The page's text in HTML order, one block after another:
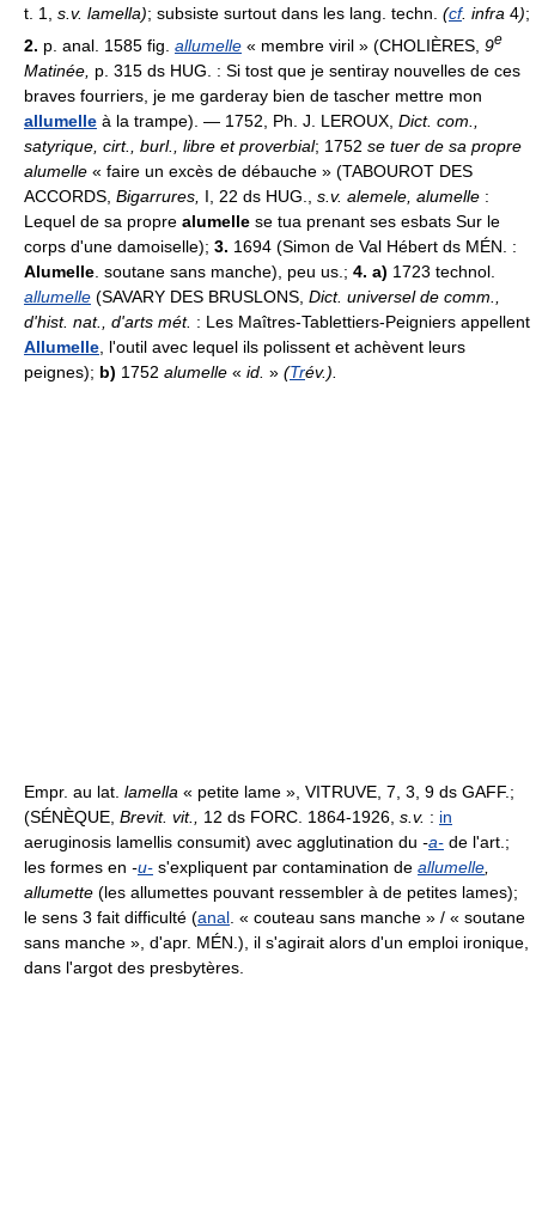
t. 1, s.v. lamella); subsiste surtout dans les lang. techn. (cf. infra 4);
2. p. anal. 1585 fig. allumelle « membre viril » (CHOLIÈRES, 9e
Matinée, p. 315 ds HUG. : Si tost que je sentiray nouvelles de ces
braves fourriers, je me garderay bien de tascher mettre mon
allumelle à la trampe). — 1752, Ph. J. LEROUX, Dict. com.,
satyrique, cirt., burl., libre et proverbial; 1752 se tuer de sa propre
alumelle « faire un excès de débauche » (TABOUROT DES
ACCORDS, Bigarrures, I, 22 ds HUG., s.v. alemele, alumelle :
Lequel de sa propre alumelle se tua prenant ses esbats Sur le
corps d'une damoiselle); 3. 1694 (Simon de Val Hébert ds MÉN. :
Alumelle . soutane sans manche), peu us.; 4. a) 1723 technol.
allumelle (SAVARY DES BRUSLONS, Dict. universel de comm.,
d'hist. nat., d'arts mét. : Les Maîtres-Tablettiers-Peigniers appellent
Allumelle , l'outil avec lequel ils polissent et achèvent leurs
peignes); b) 1752 alumelle « id. » (Trév.).
Empr. au lat. lamella « petite lame », VITRUVE, 7, 3, 9 ds GAFF.;
(SÉNÈQUE, Brevit. vit., 12 ds FORC. 1864-1926, s.v. : in
aeruginosis lamellis consumit) avec agglutination du -a- de l'art.;
les formes en -u- s'expliquent par contamination de allumelle
allumette (les allumettes pouvant ressembler à de petites lames);
le sens 3 fait difficulté (anal . « couteau sans manche » / « soutane
sans manche », d'apr. MÉN.), il s'agirait alors d'un emploi ironique,
dans l'argot des presbytères.